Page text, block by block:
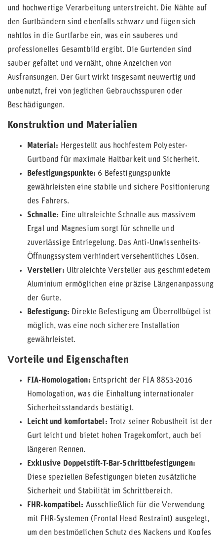
und hochwertige Verarbeitung unterstreicht. Die Nähte auf
den Gurtbändern sind ebenfalls schwarz und fügen sich
nahtlos in die Gurtfarbe ein, was ein sauberes und
professionelles Gesamtbild ergibt. Die Gurtenden sind
sauber gefaltet und vernäht, ohne Anzeichen von
Ausfransungen. Der Gurt wirkt insgesamt neuwertig und
unbenutzt, frei von jeglichen Gebrauchsspuren oder
Beschädigungen.
Konstruktion und Materialien
Material: Hergestellt aus hochfestem Polyester-
Gurtband für maximale Haltbarkeit und Sicherheit.
Befestigungspunkte: 6 Befestigungspunkte
gewährleisten eine stabile und sichere Positionierung
des Fahrers.
Schnalle: Eine ultraleichte Schnalle aus massivem
Ergal und Magnesium sorgt für schnelle und
zuverlässige Entriegelung. Das Anti-Unwissenheits-
Öffnungssystem verhindert versehentliches Lösen.
Versteller: Ultraleichte Versteller aus geschmiedetem
Aluminium ermöglichen eine präzise Längenanpassung
der Gurte.
Befestigung: Direkte Befestigung am Überrollbügel ist
möglich, was eine noch sicherere Installation
gewährleistet.
Vorteile und Eigenschaften
FIA-Homologation: Entspricht der FIA 8853-2016
Homologation, was die Einhaltung internationaler
Sicherheitsstandards bestätigt.
Leicht und komfortabel: Trotz seiner Robustheit ist der
Gurt leicht und bietet hohen Tragekomfort, auch bei
längeren Rennen.
Exklusive Doppelstift-T-Bar-Schrittbefestigungen:
Diese speziellen Befestigungen bieten zusätzliche
Sicherheit und Stabilität im Schrittbereich.
FHR-kompatibel: Ausschließlich für die Verwendung
mit FHR-Systemen (Frontal Head Restraint) ausgelegt,
um den bestmöglichen Schutz des Nackens und Kopfes